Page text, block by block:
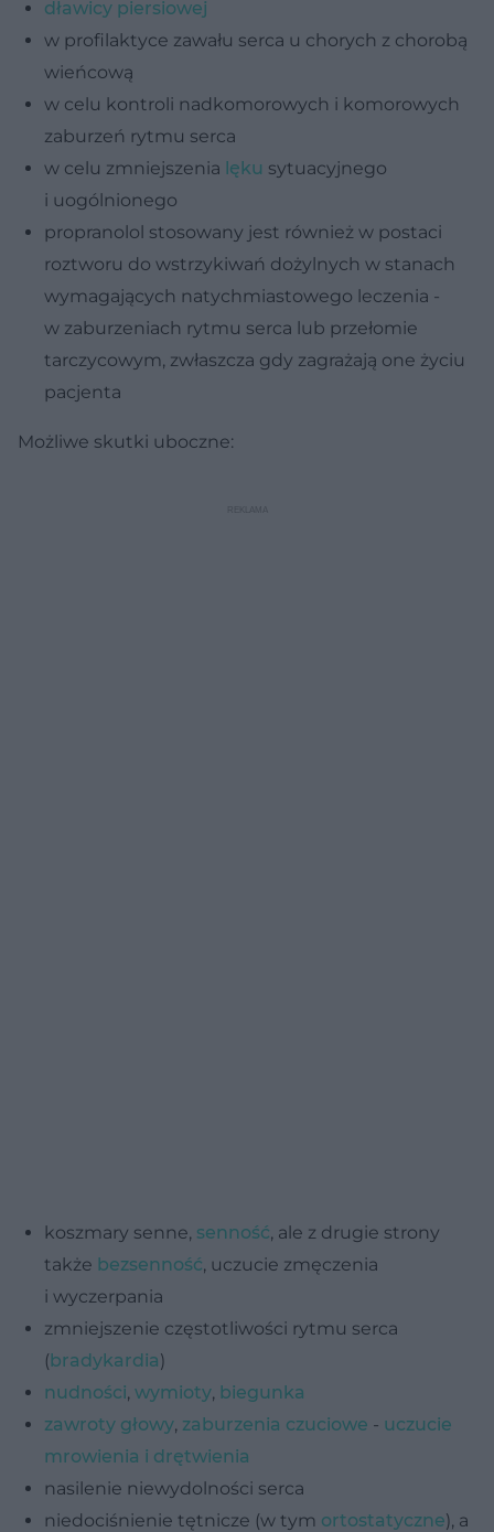
dławicy piersiowej
w profilaktyce zawału serca u chorych z chorobą
wieńcową
w celu kontroli nadkomorowych i komorowych
zaburzeń rytmu serca
w celu zmniejszenia lęku sytuacyjnego
i uogólnionego
propranolol stosowany jest również w postaci
roztworu do wstrzykiwań dożylnych w stanach
wymagających natychmiastowego leczenia -
w zaburzeniach rytmu serca lub przełomie
tarczycowym, zwłaszcza gdy zagrażają one życiu
pacjenta
Możliwe skutki uboczne:
koszmary senne, senność, ale z drugie strony
także bezsenność, uczucie zmęczenia
i wyczerpania
zmniejszenie częstotliwości rytmu serca
(bradykardia)
nudności, wymioty, biegunka
zawroty głowy, zaburzenia czuciowe - uczucie
mrowienia i drętwienia
nasilenie niewydolności serca
niedociśnienie tętnicze (w tym ortostatyczne), a